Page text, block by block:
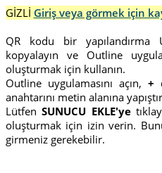
GİZLİ Giriş veya görmek için
QR kodu bir yapılandırma
kopyalayın ve Outline
oluşturmak için kullanın.
Outline uygulamasını açın, +
anahtarını metin alanına
LütfenSUNUCU EKLE'ye
oluşturmak için izin verin.
girmeniz gerekebilir.